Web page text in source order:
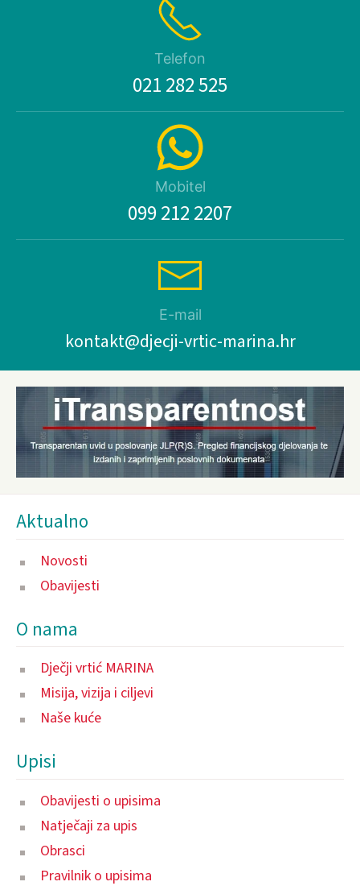
Telefon
021 282 525
Mobitel
099 212 2207
E-mail
kontakt@djecji-vrtic-marina.hr
Aktualno
Novosti
Obavijesti
O nama
Dječji vrtić MARINA
Misija, vizija i ciljevi
Naše kuće
Upisi
Obavijesti o upisima
Natječaji za upis
Obrasci
Pravilnik o upisima